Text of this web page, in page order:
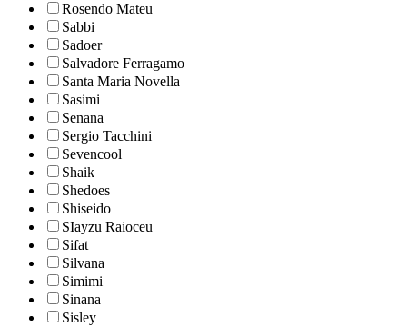
Rosendo Mateu
Sabbi
Sadoer
Salvadore Ferragamo
Santa Maria Novella
Sasimi
Senana
Sergio Tacchini
Sevencool
Shaik
Shedoes
Shiseido
SIayzu Raioceu
Sifat
Silvana
Simimi
Sinana
Sisley